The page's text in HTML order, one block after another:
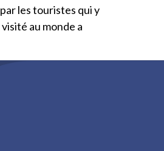
les touristes qui y
au monde a